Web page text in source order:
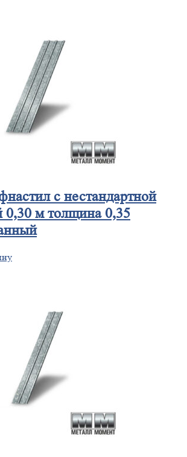
с нестандартной
м толщина 0,35